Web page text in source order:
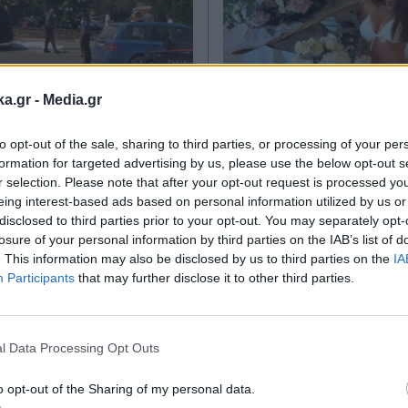
- Media.gr
opt-out of the sale, sharing to third parties, or processing of your
for targeted advertising by us, please use the below opt-out
selection. Please note that after your opt-out request is processed
interest-based ads based on personal information utilized by us
to third parties prior to your opt-out. You may separately
of your personal information by third parties on the IAB’s list of
This information may also be disclosed by us to third parties on the
Participants that may further disclose it to other third parties.
Data Processing Opt Outs
opt-out of the Sharing of my personal data.
NEWSROOM
δυστύχημα στη
Νέα στοιχεία για
24χρονης
του CEO της
- "Σταμάτησε,
να της κάνει
PARAPOLITIKA
Σοφία Βεργκάρα:
τα 53α γενέθλιά
Σαρδηνία με λευκό
και καλοκαιρινή
(Εικόνες)
newsletter